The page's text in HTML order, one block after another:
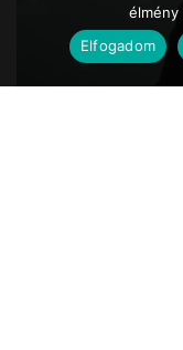
élmény
Elfogadom